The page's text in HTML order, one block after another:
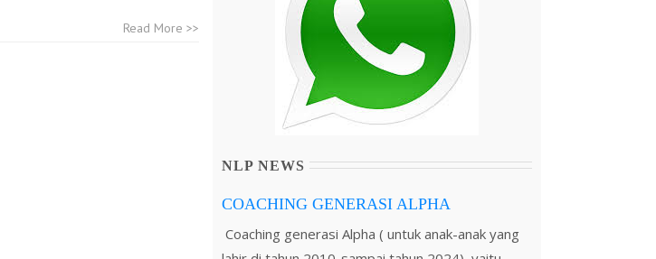
Read More >>
NLP NEWS
COACHING GENERASI ALPHA
Coaching generasi Alpha ( untuk anak-anak yang